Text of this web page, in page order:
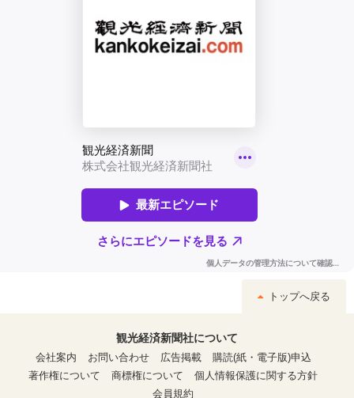
トップへ戻る
観光経済新聞社について
会社案内
お問い合わせ 広告掲載
購読(紙・電子版)申込
著作権について
商標権について
個人情報保護に関する方針
会員規約